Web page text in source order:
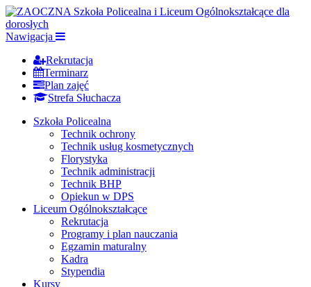
Nawigacja
Rekrutacja
Terminarz
Plan zajęć
Strefa Słuchacza
Szkoła Policealna
Technik ochrony
Technik usług kosmetycznych
Florystyka
Technik administracji
Technik BHP
Opiekun w DPS
Liceum Ogólnokształcące
Rekrutacja
Programy i plan nauczania
Egzamin maturalny
Kadra
Stypendia
Kursy